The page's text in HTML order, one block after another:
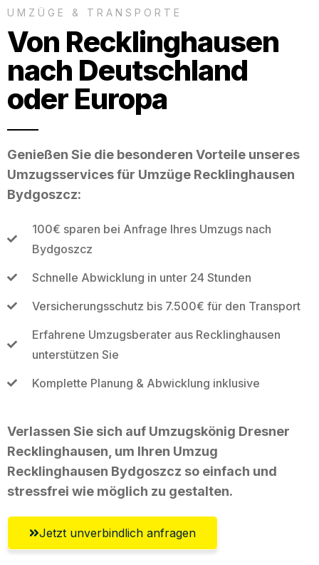
UMZÜGE & TRANSPORTE
Von Recklinghausen
nach Deutschland
oder Europa
Genießen Sie die besonderen Vorteile unseres
Umzugsservices für Umzüge Recklinghausen
Bydgoszcz:
100€ sparen bei Anfrage Ihres Umzugs nach
Bydgoszcz
Schnelle Abwicklung in unter 24 Stunden
Versicherungsschutz bis 7.500€ für den Transport
Erfahrene Umzugsberater aus Recklinghausen
unterstützen Sie
Komplette Planung & Abwicklung inklusive
Verlassen Sie sich auf Umzugskönig Dresner
Recklinghausen, um Ihren Umzug
Recklinghausen Bydgoszcz so einfach und
stressfrei wie möglich zu gestalten.
Jetzt unverbindlich anfragen